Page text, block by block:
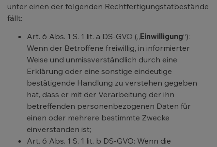
unter einen der folgenden Rechtfertigungstatbestände
fällt:
Art. 6 Abs. 1 S. 1 lit. a DS-GVO („Einwilligung“):
Wenn der Betroffene freiwillig, in informierter
Weise und unmissverständlich durch eine
Erklärung oder eine sonstige eindeutige
bestätigende Handlung zu verstehen gegeben
hat, dass er mit der Verarbeitung der ihn
betreffenden personenbezogenen Daten für
einen oder mehrere bestimmte Zwecke
einverstanden ist;
Art. 6 Abs. 1 S. 1 lit. b DS-GVO: Wenn die